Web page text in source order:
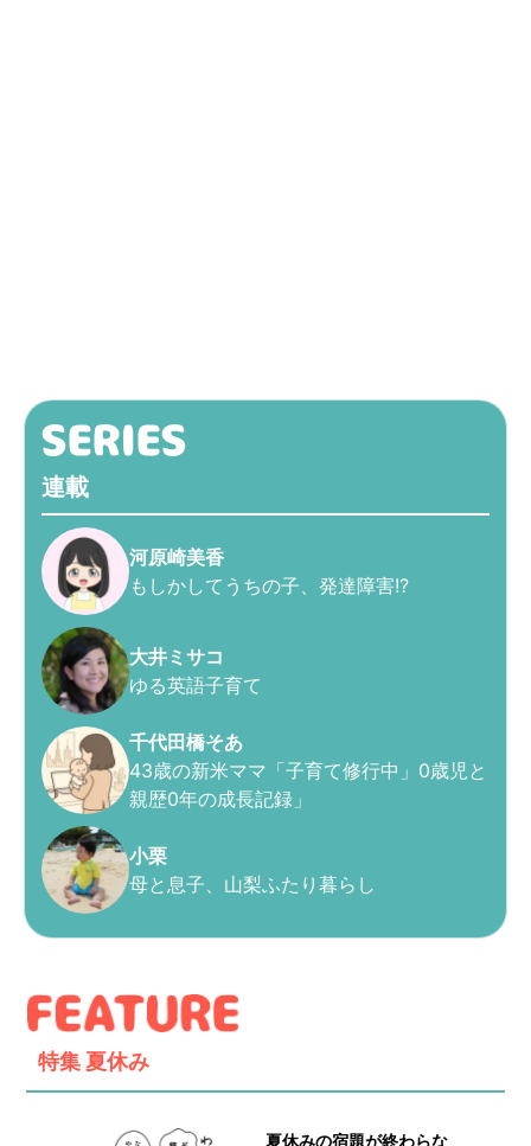
連載
河原崎美香
もしかしてうちの子、発達障害!?
大井ミサコ
ゆる英語子育て
千代田橋そあ
43歳の新米ママ「子育て修行中」0歳児と
親歴0年の成長記録」
小栗
母と息子、山梨ふたり暮らし
特集 夏休み
夏休みの宿題が終わらな